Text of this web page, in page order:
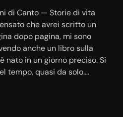
di Canto — Storie di vita
che avrei scritto un
dopo pagina, mi sono
anche un libro sulla
nato in un giorno preciso. Si
tempo, quasi da solo….